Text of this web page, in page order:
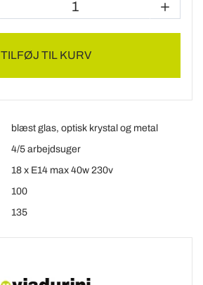
TILFØJ TIL KURV
blæst glas, optisk krystal og metal
4/5 arbejdsuger
18 x E14 max 40w 230v
100
135